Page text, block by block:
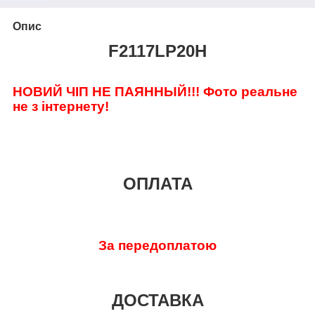
Опис
F2117LP20H
НОВИЙ ЧІП НЕ ПАЯННЫЙ!!! Фото реальне
не з інтернету!
ОПЛАТА
За передоплатою
ДОСТАВКА